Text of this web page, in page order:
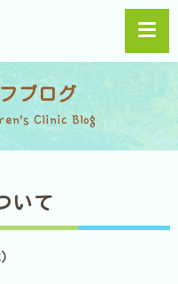
ブログ
Clinic Blog
いて